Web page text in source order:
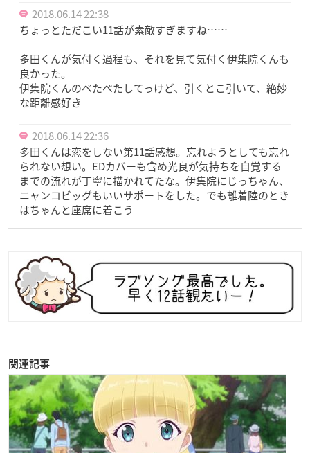
2018.06.14 22:38
ちょっとただこい11話が素敵すぎますね……
多田くんが気付く過程も、それを見て気付く伊集院くんも
良かった。
伊集院くんのべたべたしてっけど、引くとこ引いて、絶妙
な距離感好き
2018.06.14 22:36
多田くんは恋をしない第11話感想。忘れようとしても忘れ
られない想い。EDカバーも含め光良が気持ちを自覚する
までの流れが丁寧に描かれてたな。伊集院にじっちゃん、
ニャンコビッグもいいサポートをした。でも離着陸のとき
はちゃんと座席に着こう
関連記事